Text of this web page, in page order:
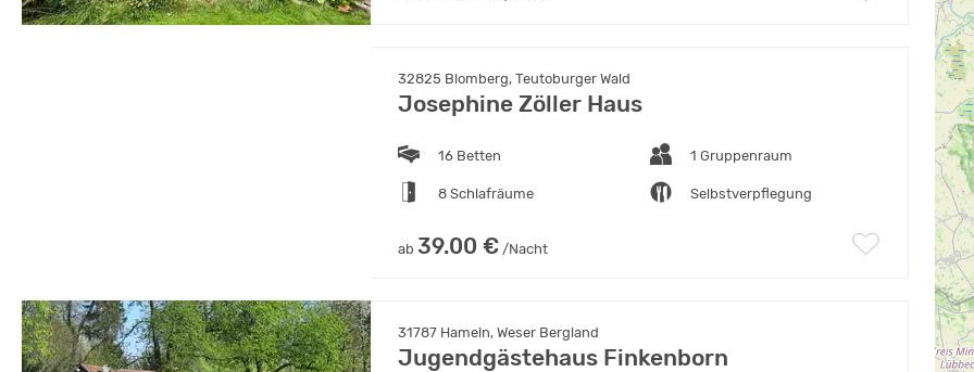
32825 Blomberg, Teutoburger Wald
Josephine Zöller Haus
16 Betten 1 Gruppenraum
8 Schlafräume Selbstverpflegung
ab 39.00 € /Nacht
31787 Hameln, Weser Bergland
Jugendgästehaus Finkenborn